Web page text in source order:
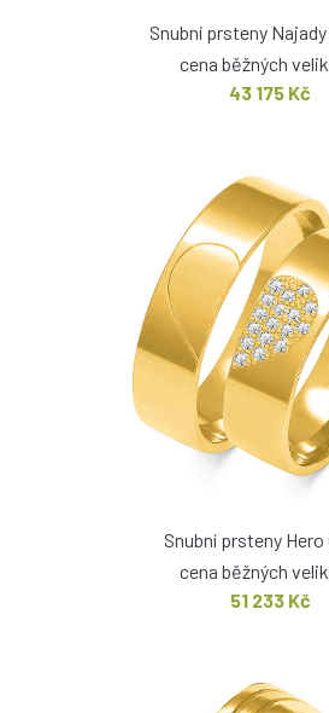
Snubní prsteny
cena běžných
43 175 Kč
Snubní prsteny Hero
cena běžných
51 233 Kč